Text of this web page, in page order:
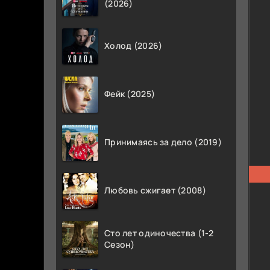
(2026)
Холод (2026)
Фейк (2025)
Принимаясь за дело (2019)
Любовь сжигает (2008)
Сто лет одиночества (1-2
Сезон)